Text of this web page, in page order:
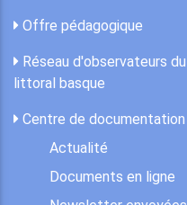
Offre pédagogique
Réseau d'observateurs du
littoral basque
Centre de documentation
Actualité
Documents en ligne